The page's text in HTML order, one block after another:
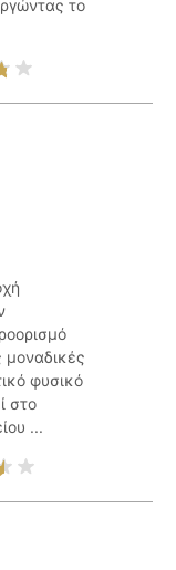
το
φυσικό
στο
...